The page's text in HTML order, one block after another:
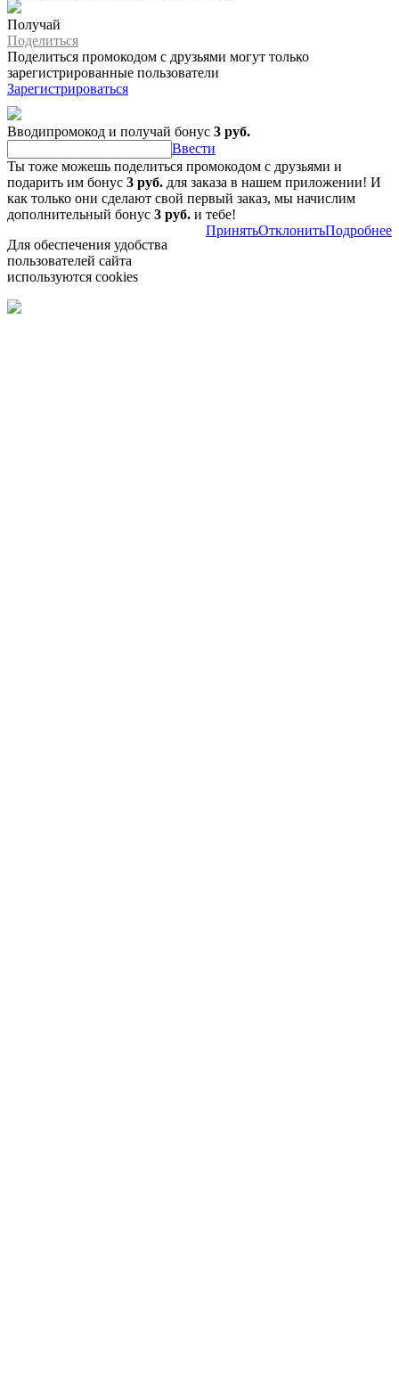
Получай
Поделиться
Поделиться промокодом с друзьями могут только
зарегистрированные пользователи
Зарегистрироваться
Вводипромокод и получай бонус 3 руб.
Ввести
Ты тоже можешь поделиться промокодом с друзьями и
подарить им бонус 3 руб. для заказа в нашем приложении! И
как только они сделают свой первый заказ, мы начислим
дополнительный бонус 3 руб. и тебе!
Для обеспечения удобства
пользователей сайта
используются cookies
ПринятьОтклонитьПодробнее